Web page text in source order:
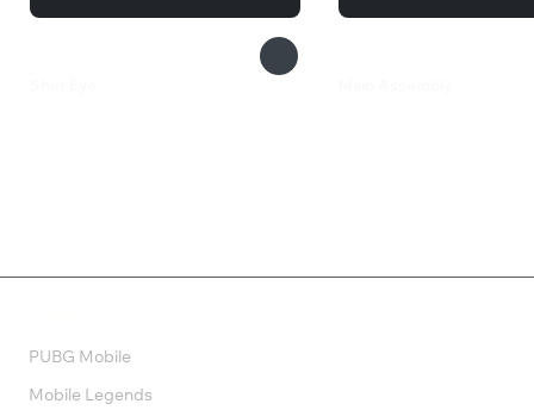
PUBG Mobile
Mobile Legends